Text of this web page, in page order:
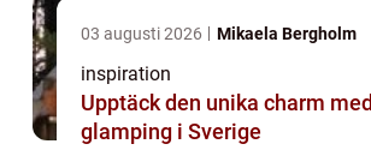
03 augusti 2026 Mikaela Bergholm
inspiration
Upptäck den unika charm med
glamping i Sverige